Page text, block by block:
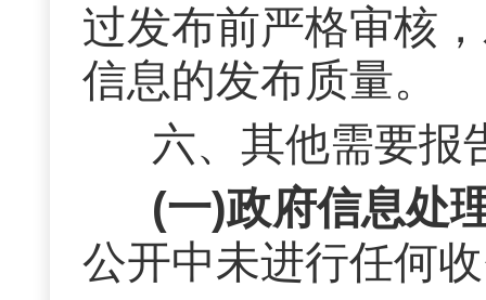
过发布前严格审核
信息的发布质量。
六、其他需要报
(一)政府信息处
公开中未进行任何